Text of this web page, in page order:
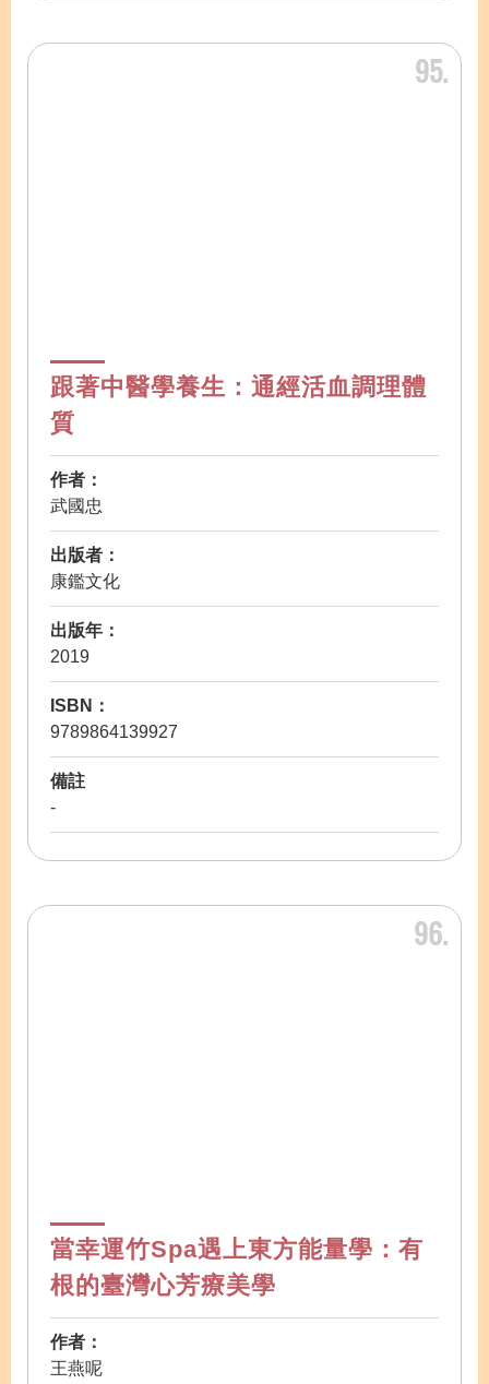
95
跟著中醫學養生：通經活血調理體
質
作者：
武國忠
出版者：
康鑑文化
出版年：
2019
ISBN：
9789864139927
備註
-
96
當幸運竹Spa遇上東方能量學：有
根的臺灣心芳療美學
作者：
王燕呢